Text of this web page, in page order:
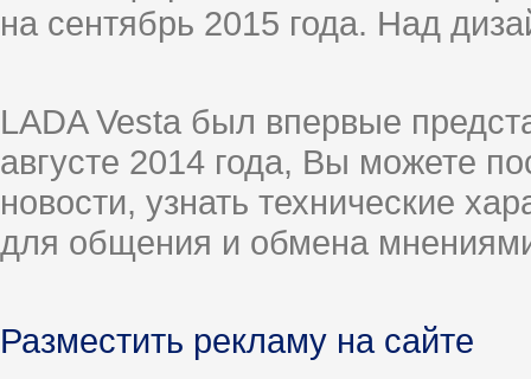
на сентябрь 2015 года. Над
LADA Vesta был впервые
августе 2014 года, Вы можете
новости, узнать технические
для общения и обмена
Разместить рекламу на сайте